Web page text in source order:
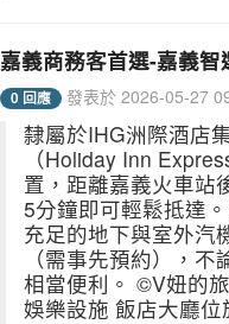
嘉義商務客首選-嘉義智
0 回應 發表於 2026-05-27
隸屬於IHG洲際酒店
（Holiday Inn
置，距離嘉義火車站
5分鐘即可輕鬆抵達
充足的地下與室外汽
（需事先預約），
相當便利。 ©V妞的
娛樂設施 飯店大廳位